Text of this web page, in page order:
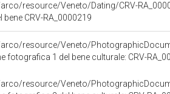
resource/Veneto/Dating/CRV-
CRV-RA_0000219
resource/Veneto/
fotografica 1 del bene culturale: CRV-
resource/Veneto/